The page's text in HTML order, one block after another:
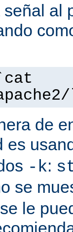
al
de
es
-k:
se
le